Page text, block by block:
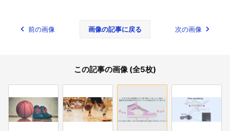
前の画像 画像の記事に戻る 次の画像
この記事の画像 (全5枚)